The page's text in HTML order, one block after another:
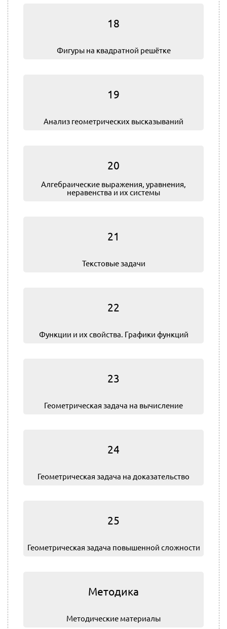
18
Фигуры на квадратной решётке
19
Анализ геометрических высказываний
20
Алгебраические выражения, уравнения,
неравенства и их системы
21
Текстовые задачи
22
Функции и их свойства. Графики функций
23
Геометрическая задача на вычисление
24
Геометрическая задача на доказательство
25
Геометрическая задача повышенной сложности
Методика
Методические материалы